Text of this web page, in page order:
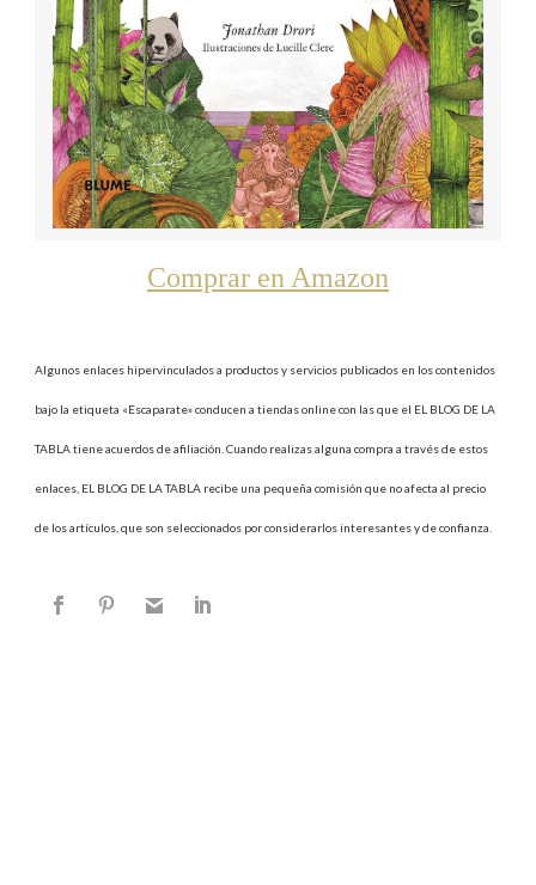
Comprar en Amazon
Algunos enlaces hipervinculados a productos y servicios publicados en los contenidos
bajo la etiqueta «Escaparate» conducen a tiendas online con las que el EL BLOG DE LA
TABLA tiene acuerdos de afiliación. Cuando realizas alguna compra a través de estos
enlaces, EL BLOG DE LA TABLA recibe una pequeña comisión que no afecta al precio
de los artículos, que son seleccionados por considerarlos interesantes y de confianza.